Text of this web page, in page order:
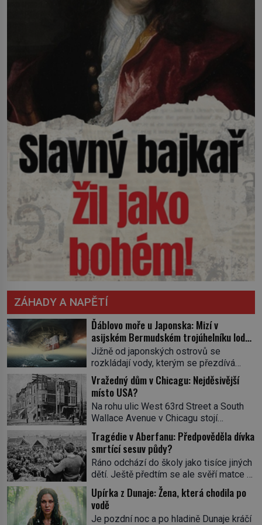
ZÁHADY A NAPĚTÍ
Ďáblovo moře u Japonska: Mizí v
asijském Bermudském trojúhelníku lodě
ve spárech neznámé síly?
Jižně od japonských ostrovů se
rozkládají vody, kterým se přezdívá
Ďáblovo moře. Vypráví se o lodích
mizejících beze stopy, podivných
světlech, zrádných proudech i mořských
dracích, kteří měli tyto končiny střežit už
v dávných legendách. Je tichomořský
Dračí trojúhelník skutečně prokletým
místem, nebo se zde jen nebezpečná
příroda proměnila v jednu z
nejpůsobivějších námořních záhad? […]
Vražedný dům v Chicagu: Nejděsivější
místo USA?
Na rohu ulic West 63rd Street a South
Wallace Avenue v Chicagu stojí
nenápadná pošta. Nemá žádný speciální
nápis ani pamětní desku. A přesto prý
místní zaměstnanci neradi chodí do
sklepa. Právě tady totiž sídlil sériový
vrah H. H. Holmes a také
nejpropracovanější past na lidi
v dějinách americké kriminalistiky.
Herman Webster Mudgett (1861–1896)
Tragédie v Aberfanu: Předpověděla dívka
smrtící sesuv půdy?
Ráno odchází do školy jako tisíce jiných
dětí. Ještě předtím se ale svěří matce s
podivným snem. Ve škole, kterou dobře
zná, tentokrát nevidí budovu ani
spolužáky. Místo nich se před ní tyčí
cosi temného. O několik hodin později je
Upírka z Dunaje: Žena, která chodila po
vodě
Je pozdní noc a po hladině Dunaje kráčí